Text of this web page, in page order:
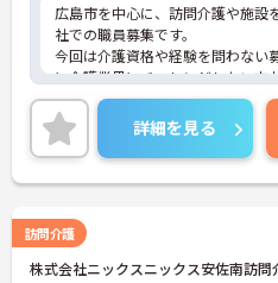
広島市を中心に、訪問介護や施設
社での職員募集です。
今回は介護資格や経験を問わない
に介護業界にチャレンジしたい方
ご興味のある方はご面接のポイン
ので、お気軽にお問い合わせくだ
詳細を見る
訪問介護
株式会社ニックスニックス安佐南訪問